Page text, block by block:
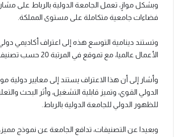
وبشكل موازٍ، تعمل الجامعة الدولية بالرباط على
فضاءات جامعية متكاملة على مستوى المملكة.
وتستند دينامية التوسع هذه إلى اعتراف أكاديمي
الأعمال عالميا، مع تموقع في المرتبة 20 حسب تصنيف فايننشال تايمز لسنة 2025، حسب ما أكده رئيسها.
وأشار إلى أن هذا الاعتراف يستند إلى معايير دولية
الدولي القوي، وتميز قابلية التشغيل، وأثر البحث
للظهور الدولي للجامعة الدولية بالرباط.
وبعيدا عن التصنيفات، تدافع الجامعة عن نموذج